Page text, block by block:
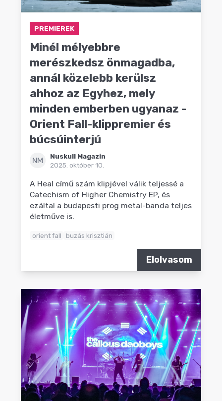
PREMIEREK
Minél mélyebbre
merészkedsz önmagadba,
annál közelebb kerülsz
ahhoz az Egyhez, mely
minden emberben ugyanaz -
Orient Fall-klippremier és
búcsúinterjú
NM
Nuskull Magazin
2025. október 10.
A Heal című szám klipjével válik teljessé a
Catechism of Higher Chemistry EP, és
ezáltal a budapesti prog metal-banda teljes
életműve is.
orient fall buzás krisztián
Elolvasom